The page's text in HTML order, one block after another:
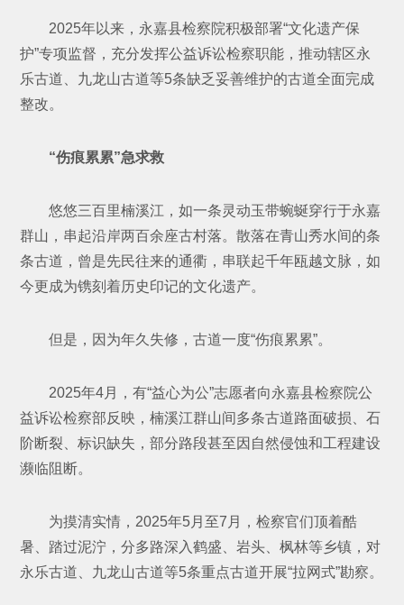
2025年以来，永嘉县检察院积极部署“文化遗产保
护”专项监督，充分发挥公益诉讼检察职能，推动辖区永
乐古道、九龙山古道等5条缺乏妥善维护的古道全面完成
整改。
“伤痕累累”急求救
悠悠三百里楠溪江，如一条灵动玉带蜿蜒穿行于永嘉
群山，串起沿岸两百余座古村落。散落在青山秀水间的条
条古道，曾是先民往来的通衢，串联起千年瓯越文脉，如
今更成为镌刻着历史印记的文化遗产。
但是，因为年久失修，古道一度“伤痕累累”。
2025年4月，有“益心为公”志愿者向永嘉县检察院公
益诉讼检察部反映，楠溪江群山间多条古道路面破损、石
阶断裂、标识缺失，部分路段甚至因自然侵蚀和工程建设
濒临阻断。
为摸清实情，2025年5月至7月，检察官们顶着酷
暑、踏过泥泞，分多路深入鹤盛、岩头、枫林等乡镇，对
永乐古道、九龙山古道等5条重点古道开展“拉网式”勘察。